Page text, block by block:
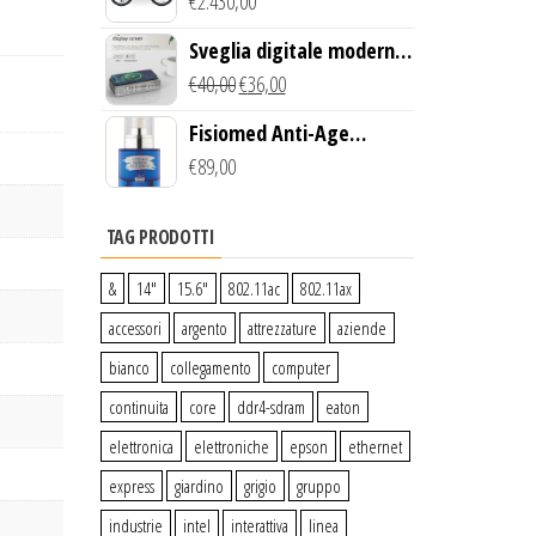
Sveglia digitale moderna
con Caricabatterie
Wireless Qi
€40,00€36,00
Fisiomed Anti-Age
Defense Face Serum
€89,00
TAG PRODOTTI
& 14″ 15.6″ 802.11ac
802.11ax
accessori
argento attrezzature
aziende
bianco
collegamento
computer
continuita
core ddr4-sdram
eaton
elettronica
elettroniche epson
ethernet
express
giardino grigio
gruppo
industrie
intel interattiva linea